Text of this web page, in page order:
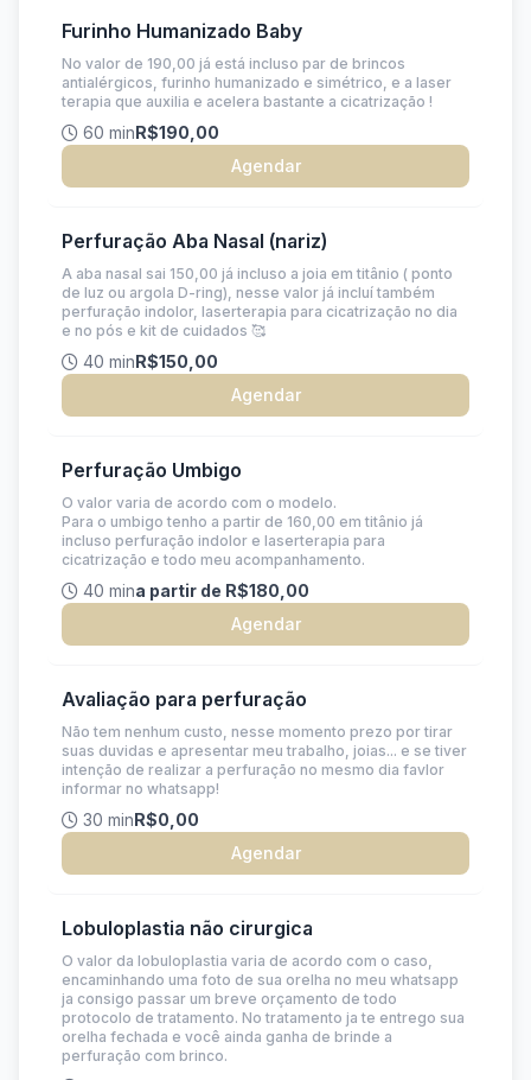
Furinho Humanizado Baby
No valor de 190,00 já está incluso par de brincos
antialérgicos, furinho humanizado e simétrico, e a laser
terapia que auxilia e acelera bastante a cicatrização !
60 minR$190,00
Agendar
Perfuração Aba Nasal (nariz)
A aba nasal sai 150,00 já incluso a joia em titânio ( ponto
de luz ou argola D-ring), nesse valor já incluí também
perfuração indolor, laserterapia para cicatrização no dia
e no pós e kit de cuidados 🥰
40 minR$150,00
Agendar
Perfuração Umbigo
O valor varia de acordo com o modelo.
Para o umbigo tenho a partir de 160,00 em titânio já
incluso perfuração indolor e laserterapia para
cicatrização e todo meu acompanhamento.
40 mina partir de R$180,00
Agendar
Avaliação para perfuração
Não tem nenhum custo, nesse momento prezo por tirar
suas duvidas e apresentar meu trabalho, joias... e se tiver
intenção de realizar a perfuração no mesmo dia favlor
informar no whatsapp!
30 minR$0,00
Agendar
Lobuloplastia não cirurgica
O valor da lobuloplastia varia de acordo com o caso,
encaminhando uma foto de sua orelha no meu whatsapp
ja consigo passar um breve orçamento de todo
protocolo de tratamento. No tratamento ja te entrego sua
orelha fechada e você ainda ganha de brinde a
perfuração com brinco.